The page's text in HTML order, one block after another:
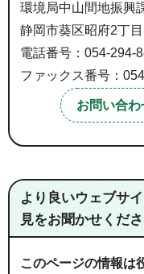
環境局中山間地振興
静岡市葵区昭府2丁
電話番号：054-294-
ファックス番号：
より良いウェブサ
見をお聞かせくだ
このページの情報は